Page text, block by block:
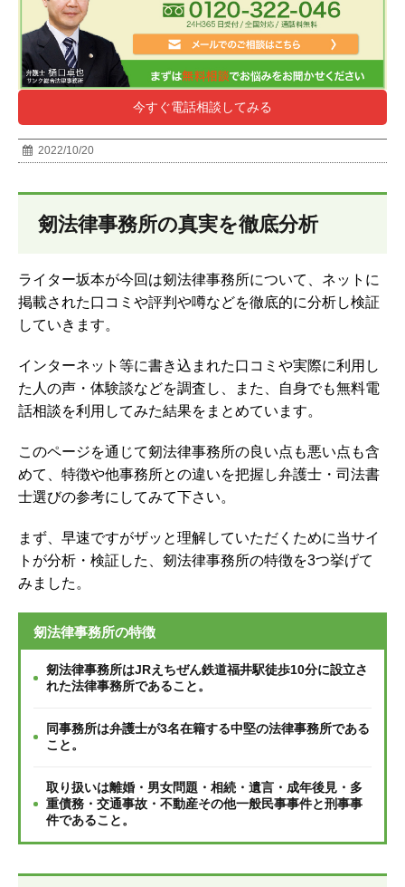
今すぐ電話相談してみる
2022/10/20
剱法律事務所の真実を徹底分析
ライター坂本が今回は剱法律事務所について、ネットに
掲載された口コミや評判や噂などを徹底的に分析し検証
していきます。
インターネット等に書き込まれた口コミや実際に利用し
た人の声・体験談などを調査し、
また、自身でも無料電
話相談を利用してみた結果をまとめています。
このページを通じて剱法律事務所の良い点も悪い点も含
めて、特徴や他事務所との違いを把握し弁護士・司法書
士選びの参考にしてみて下さい。
まず、早速ですがザッと理解していただくために当サイ
トが分析・検証した、剱法律事務所の特徴を3つ挙げて
みました。
剱法律事務所の特徴
剱法律事務所はJRえちぜん鉄道福井駅徒歩10分に設立さ
れた法律事務所であること。
同事務所は弁護士が3名在籍する中堅の法律事務所である
こと。
取り扱いは離婚・男女問題・相続・遺言・成年後見・多
重債務・交通事故・不動産その他一般民事事件と刑事事
件であること。